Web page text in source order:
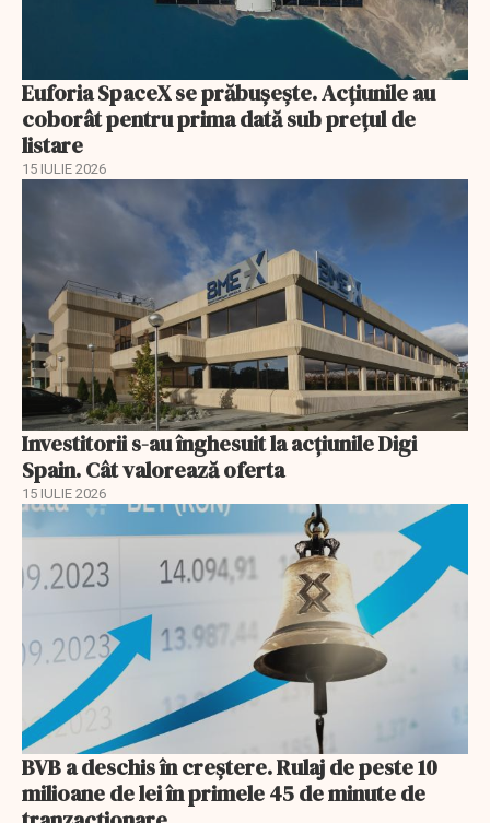
Euforia SpaceX se prăbușește. Acțiunile au
coborât pentru prima dată sub prețul de
listare
15 IULIE 2026
Investitorii s-au înghesuit la acțiunile Digi
Spain. Cât valorează oferta
15 IULIE 2026
BVB a deschis în creştere. Rulaj de peste 10
milioane de lei în primele 45 de minute de